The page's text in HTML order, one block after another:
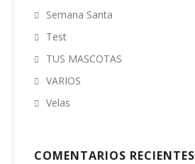
Semana Santa
Test
TUS MASCOTAS
VARIOS
Velas
COMENTARIOS RECIENTES